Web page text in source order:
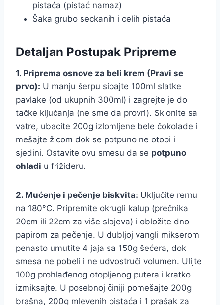
pistaća (pistać namaz)
Šaka grubo seckanih i celih pistaća
Detaljan Postupak Pripreme
1. Priprema osnove za beli krem (Pravi se
prvo): U manju šerpu sipajte 100ml slatke
pavlake (od ukupnih 300ml) i zagrejte je do
tačke ključanja (ne sme da provri). Sklonite sa
vatre, ubacite 200g izlomljene bele čokolade i
mešajte žicom dok se potpuno ne otopi i
sjedini. Ostavite ovu smesu da se potpuno
ohladi u frižideru.
2. Mućenje i pečenje biskvita: Uključite rernu
na 180°C. Pripremite okrugli kalup (prečnika
20cm ili 22cm za više slojeva) i obložite dno
papirom za pečenje. U dubljoj vangli mikserom
penasto umutite 4 jaja sa 150g šećera, dok
smesa ne pobeli i ne udvostruči volumen. Ulijte
100g prohlađenog otopljenog putera i kratko
izmiksajte. U posebnoj činiji pomešajte 200g
brašna, 200g mlevenih pistaća i 1 prašak za